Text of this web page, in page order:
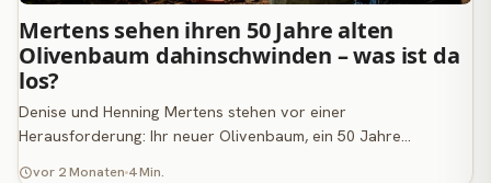
Mertens sehen ihren 50 Jahre alten
Olivenbaum dahinschwinden – was ist da
los?
Denise und Henning Mertens stehen vor einer
Herausforderung: Ihr neuer Olivenbaum, ein 50 Jahre…
vor 2 Monaten 4 Min.